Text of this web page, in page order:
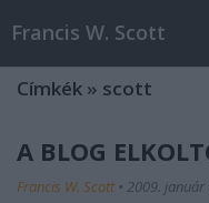
Francis W. Scott
Címkék » scott
A BLOG
Francis W. Scott • 2009. január